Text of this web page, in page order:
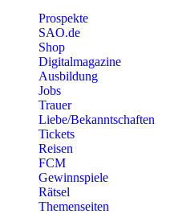
Prospekte
SAO.de
Shop
Digitalmagazine
Ausbildung
Jobs
Trauer
Liebe/Bekanntschaften
Tickets
Reisen
FCM
Gewinnspiele
Rätsel
Themenseiten